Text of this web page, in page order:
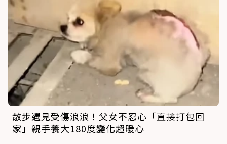
散步遇見受傷浪浪！父女不忍心「直接打包回
家」親手養大180度變化超暖心